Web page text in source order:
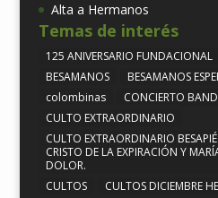
Alta a Hermanos
Temas de interés
125 ANIVERSARIO FUNDACIONAL
BESAMANOS
BESAMANOS
colombinas
CONCIERTO
CULTO EXTRAORDINARIO
CULTO EXTRAORDINARIO
CRISTO DE LA EXPIRACIÓN Y
DOLOR.
CULTOS
CULTOS DICIEMBRE